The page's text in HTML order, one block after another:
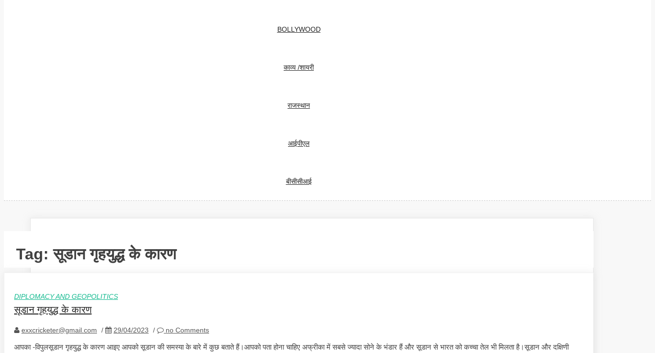
BOLLYWOOD
काव्य /शायरी
राजस्थान
आईपीएल
बीसीसीआई
Tag:सूडान गृहयुद्ध के कारण
DIPLOMACY AND GEOPOLITICS
सूडान गृहयुद्ध के कारण
exxcricketer@gmail.com / 29/04/2023 / no Comments
आपका -विपुलसूडान गृहयुद्ध के कारण आइए आपको सूडान की समस्या के बारे में कुछ बताते हैं।आपको पता होना चाहिए अफ्रीका में सबसे ज्यादा सोने के भंडार हैं और सूडान से भारत को कच्चा तेल भी मिलता है।सूडान और दक्षिणी